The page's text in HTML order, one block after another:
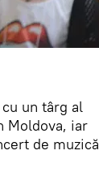
un târg al
Moldova, iar
de muzică